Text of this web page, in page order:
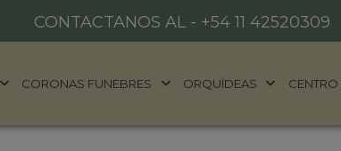
CONTACTANOS AL - +54 11 42520309
CORONAS FUNEBRES ORQUÍDEAS